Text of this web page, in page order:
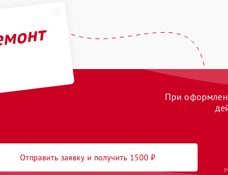
При
Отправить заявку и получить 1500 ₽